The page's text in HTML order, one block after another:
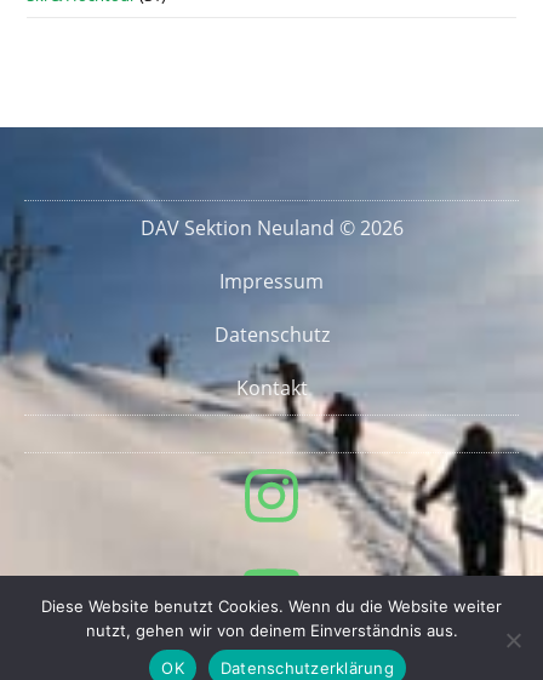
DAV Sektion Neuland © 2026
Impressum
Datenschutz
Kontakt
Diese Website benutzt Cookies. Wenn du die Website weiter
nutzt, gehen wir von deinem Einverständnis aus.
OK
Datenschutzerklärung